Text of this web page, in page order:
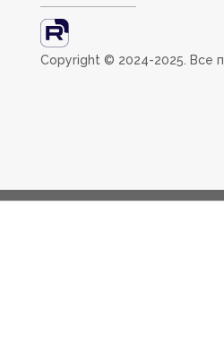
Сopyright ©️ 2024-2025. Все